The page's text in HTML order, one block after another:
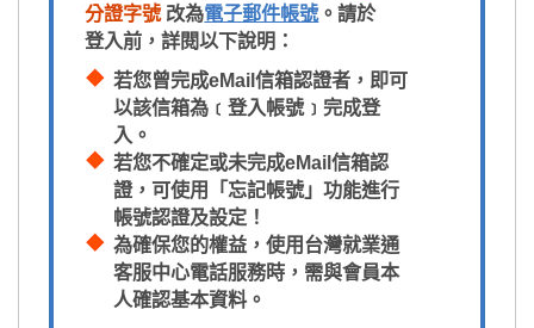
分證字號改為電子郵件帳號 。請於
登入前，詳閱以下說明：
若您曾完成eMail信箱認證者，即可
以該信箱為﹝登入帳號﹞完成登
入。
若您不確定或未完成eMail信箱認
證，可使用「忘記帳號」功能進行
帳號認證及設定！
為確保您的權益，使用台灣就業通
客服中心電話服務時，需與會員本
人確認基本資料。